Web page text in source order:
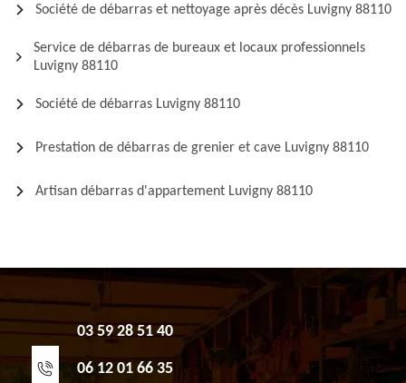
Société de débarras et nettoyage après décès Luvigny 88110
Service de débarras de bureaux et locaux professionnels
Luvigny 88110
Société de débarras Luvigny 88110
Prestation de débarras de grenier et cave Luvigny 88110
Artisan débarras d'appartement Luvigny 88110
03 59 28 51 40
06 12 01 66 35